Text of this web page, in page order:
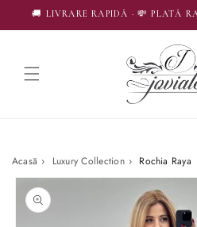
SALT LA
🚚 LIVRARE RAPIDĂ · 💸 PLATĂ
Acasă › Luxury Collection › Rochia Raya
SALT LA
INFORMAȚIILE
DESPRE
PRODUS